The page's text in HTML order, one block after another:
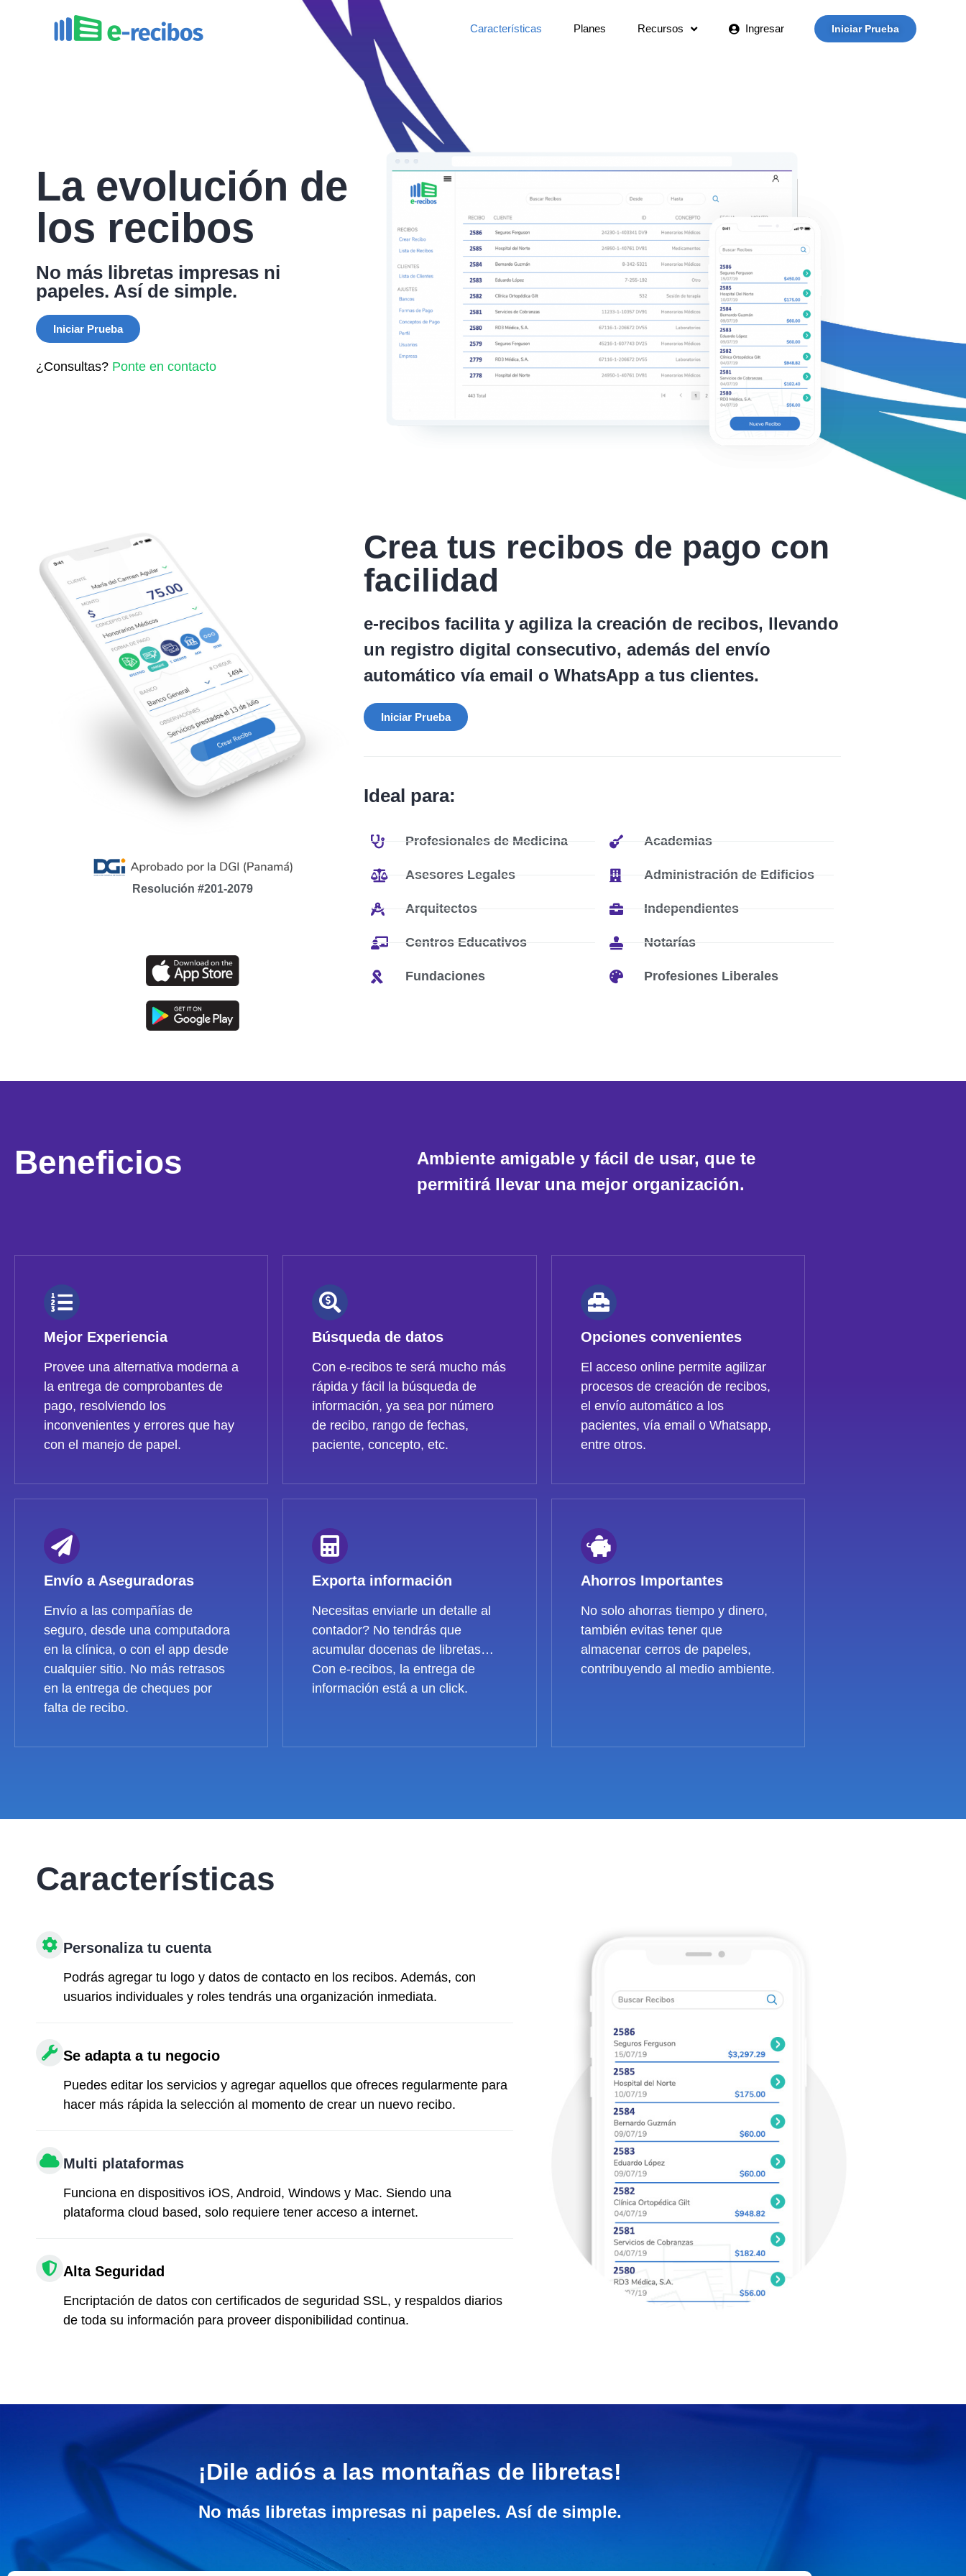
Características Planes Recursos Ingresar Iniciar Prueba
La evolución de
los recibos
No más libretas impresas ni
papeles. Así de simple.
Iniciar Prueba
¿Consultas? Ponte en contacto
Resolución #201-2079
Crea tus recibos de pago con
facilidad
e-recibos facilita y agiliza la creación de recibos, llevando
un registro digital consecutivo, además del envío
automático vía email o WhatsApp a tus clientes.
Iniciar Prueba
Ideal para:
Profesionales de Medicina
Asesores Legales
Arquitectos
Centros Educativos
Fundaciones
Academias
Administración de Edificios
Independientes
Notarías
Profesiones Liberales
Beneficios
Ambiente amigable y fácil de usar, que te
permitirá llevar una mejor organización.
Mejor Experiencia
Provee una alternativa moderna a
la entrega de comprobantes de
pago, resolviendo los
inconvenientes y errores que hay
con el manejo de papel.
Búsqueda de datos
Con e-recibos te será mucho más
rápida y fácil la búsqueda de
información, ya sea por número
de recibo, rango de fechas,
paciente, concepto, etc.
Opciones convenientes
El acceso online permite agilizar
procesos de creación de recibos,
el envío automático a los
pacientes, vía email o Whatsapp,
entre otros.
Envío a Aseguradoras
Envío a las compañías de
seguro, desde una computadora
en la clínica, o con el app desde
cualquier sitio. No más retrasos
en la entrega de cheques por
falta de recibo.
Exporta información
Necesitas enviarle un detalle al
contador? No tendrás que
acumular docenas de libretas…
Con e-recibos, la entrega de
información está a un click.
Ahorros Importantes
No solo ahorras tiempo y dinero,
también evitas tener que
almacenar cerros de papeles,
contribuyendo al medio ambiente.
Características
Personaliza tu cuenta
Podrás agregar tu logo y datos de contacto en los recibos. Además, con
usuarios individuales y roles tendrás una organización inmediata.
Se adapta a tu negocio
Puedes editar los servicios y agregar aquellos que ofreces regularmente para
hacer más rápida la selección al momento de crear un nuevo recibo.
Multi plataformas
Funciona en dispositivos iOS, Android, Windows y Mac. Siendo una
plataforma cloud based, solo requiere tener acceso a internet.
Alta Seguridad
Encriptación de datos con certificados de seguridad SSL, y respaldos diarios
de toda su información para proveer disponibilidad continua.
¡Dile adiós a las montañas de libretas!
No más libretas impresas ni papeles. Así de simple.